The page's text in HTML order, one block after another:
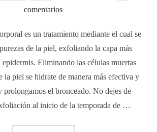
comentarios
es un tratamiento mediante el cual se
de la piel, exfoliando la capa más
epidermis. Eliminando las células muertas
la piel se hidrate de manera más efectiva y
prolongamos el bronceado. No dejes de
al inicio de la temporada de …